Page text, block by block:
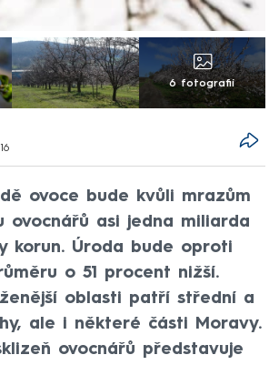
6 fotografií
ovoce bude kvůli mrazům
ovocnářů asi jedna miliarda
korun. Úroda bude oproti
o 51 procent nižší.
oblasti patří střední a
ale i některé části Moravy.
ovocnářů představuje